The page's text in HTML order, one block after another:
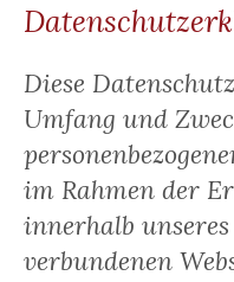
Diese
Umfang und
im Rahmen der
innerhalb
verbundenen